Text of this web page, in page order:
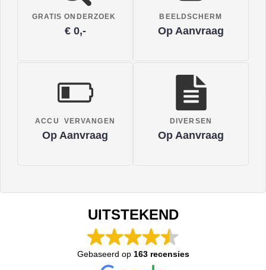
GRATIS ONDERZOEK
€ 0,-
BEELDSCHERM
Op Aanvraag
ACCU VERVANGEN
Op Aanvraag
DIVERSEN
Op Aanvraag
UITSTEKEND
Gebaseerd op 163 recensies